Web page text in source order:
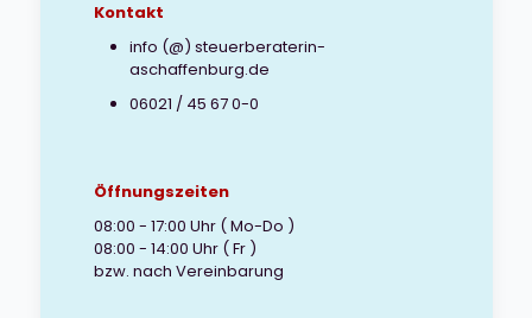
Kontakt
info (@) steuerberaterin-
aschaffenburg.de
06021 / 45 67 0-0
Öffnungszeiten
08:00 - 17:00 Uhr ( Mo-Do )
08:00 - 14:00 Uhr ( Fr )
bzw. nach Vereinbarung